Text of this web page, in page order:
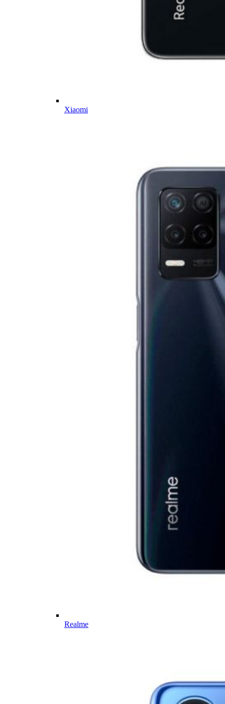
Xiaomi
Realme